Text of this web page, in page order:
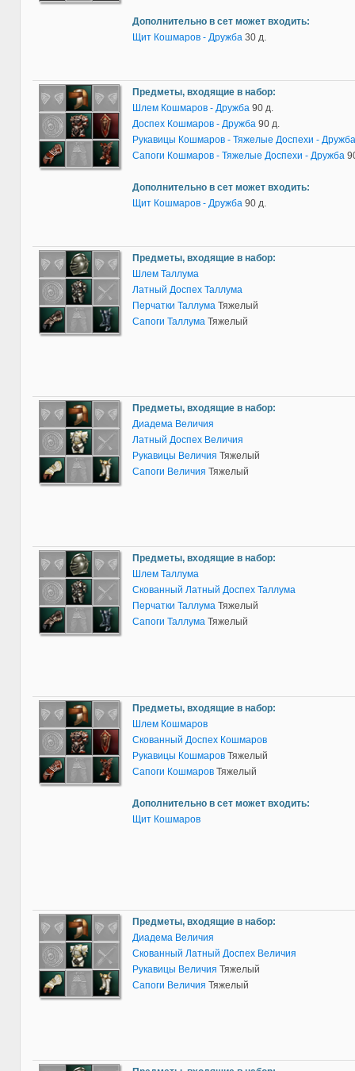
Дополнительно в сет может входить:
Щит Кошмаров - Дружба 30 д.
Предметы, входящие в набор:
Шлем Кошмаров - Дружба 90 д.
Доспех Кошмаров - Дружба 90 д.
Рукавицы Кошмаров - Тяжелые Доспехи -
Сапоги Кошмаров - Тяжелые Доспехи - Дружба
Дополнительно в сет может входить:
Щит Кошмаров - Дружба 90 д.
Предметы, входящие в набор:
Шлем Таллума
Латный Доспех Таллума
Перчатки Таллума Тяжелый
Сапоги Таллума Тяжелый
Предметы, входящие в набор:
Диадема Величия
Латный Доспех Величия
Рукавицы Величия Тяжелый
Сапоги Величия Тяжелый
Предметы, входящие в набор:
Шлем Таллума
Скованный Латный Доспех Таллума
Перчатки Таллума Тяжелый
Сапоги Таллума Тяжелый
Предметы, входящие в набор:
Шлем Кошмаров
Скованный Доспех Кошмаров
Рукавицы Кошмаров Тяжелый
Сапоги Кошмаров Тяжелый
Дополнительно в сет может входить:
Щит Кошмаров
Предметы, входящие в набор:
Диадема Величия
Скованный Латный Доспех Величия
Рукавицы Величия Тяжелый
Сапоги Величия Тяжелый